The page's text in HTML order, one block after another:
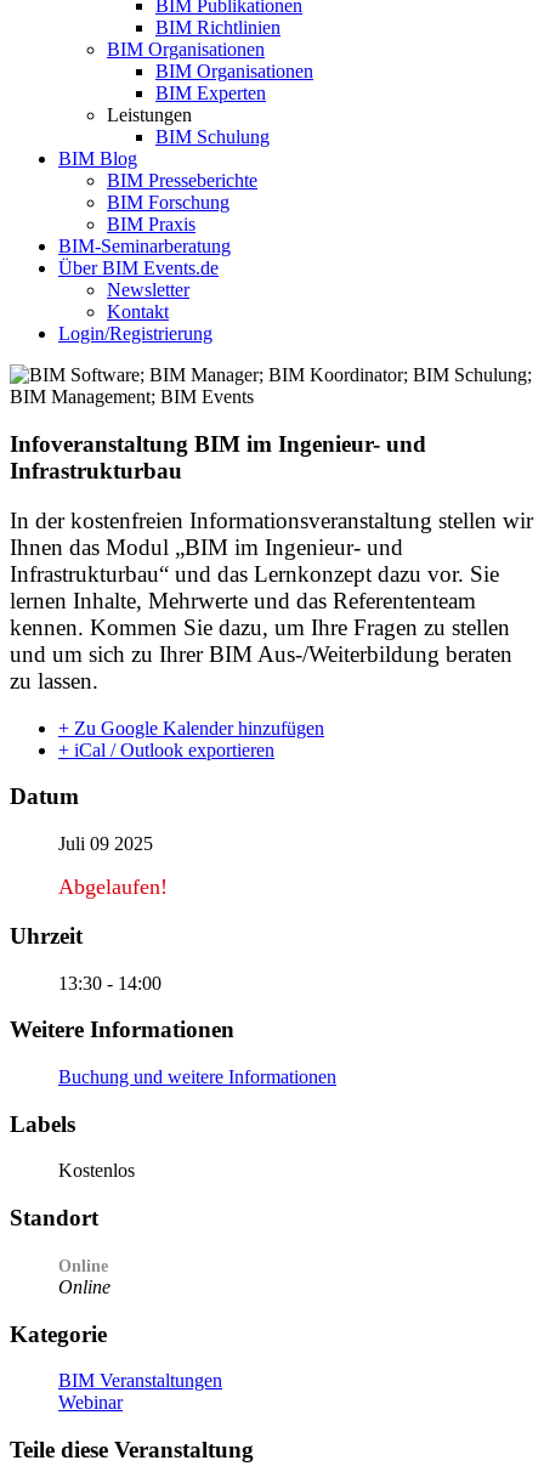
BIM Publikationen
BIM Richtlinien
BIM Organisationen
BIM Organisationen
BIM Experten
Leistungen
BIM Schulung
BIM Blog
BIM Presseberichte
BIM Forschung
BIM Praxis
BIM-Seminarberatung
Über BIM Events.de
Newsletter
Kontakt
Login/Registrierung
Infoveranstaltung BIM im Ingenieur- und
Infrastrukturbau
In der kostenfreien Informationsveranstaltung stellen wir
Ihnen das Modul „BIM im Ingenieur- und
Infrastrukturbau“ und das Lernkonzept dazu vor. Sie
lernen Inhalte, Mehrwerte und das Referententeam
kennen. Kommen Sie dazu, um Ihre Fragen zu stellen
und um sich zu Ihrer BIM Aus-/Weiterbildung beraten
zu lassen.
+ Zu Google Kalender hinzufügen
+ iCal / Outlook exportieren
Datum
Juli 09 2025
Abgelaufen!
Uhrzeit
13:30 - 14:00
Weitere Informationen
Buchung und weitere Informationen
Labels
Kostenlos
Standort
Online
Online
Kategorie
BIM Veranstaltungen
Webinar
Teile diese Veranstaltung